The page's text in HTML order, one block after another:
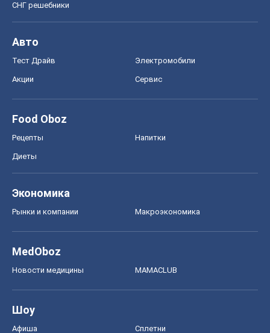
СНГ решебники
Авто
Тест Драйв Электромобили
Акции Сервис
Food Oboz
Рецепты Напитки
Диеты
Экономика
Рынки и компании Mакроэкономика
MedOboz
Новости медицины MAMACLUB
Шоу
Афиша Сплетни